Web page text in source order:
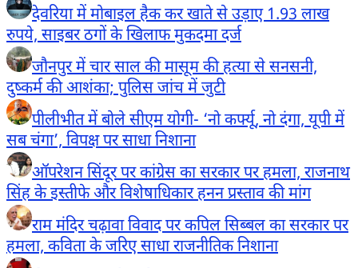
देवरिया में मोबाइल हैक कर खाते से उड़ाए 1.93 लाख
रुपये, साइबर ठगों के खिलाफ मुकदमा दर्ज
जौनपुर में चार साल की मासूम की हत्या से सनसनी,
दुष्कर्म की आशंका; पुलिस जांच में जुटी
पीलीभीत में बोले सीएम योगी- ‘नो कर्फ्यू, नो दंगा, यूपी में
सब चंगा’, विपक्ष पर साधा निशाना
ऑपरेशन सिंदूर पर कांग्रेस का सरकार पर हमला, राजनाथ
सिंह के इस्तीफे और विशेषाधिकार हनन प्रस्ताव की मांग
राम मंदिर चढ़ावा विवाद पर कपिल सिब्बल का सरकार पर
हमला, कविता के जरिए साधा राजनीतिक निशाना